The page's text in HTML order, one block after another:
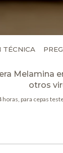
TÉCNICA
Melamina
otros
para cepas